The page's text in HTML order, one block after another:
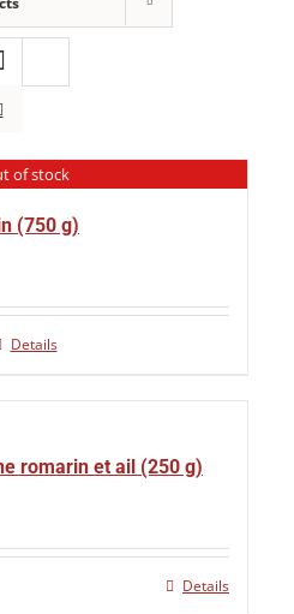
of stock
(750 g)
Details
romarin et ail (250 g)
Details